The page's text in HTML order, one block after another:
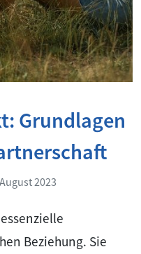
Grundlagen
2023
Beziehung. Sie